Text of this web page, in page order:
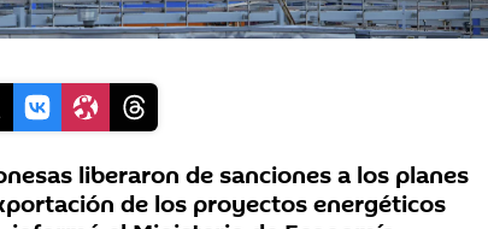
liberaron de sanciones a los planes
de los proyectos energéticos